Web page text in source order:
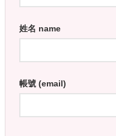
姓名 name
帳號 (email)